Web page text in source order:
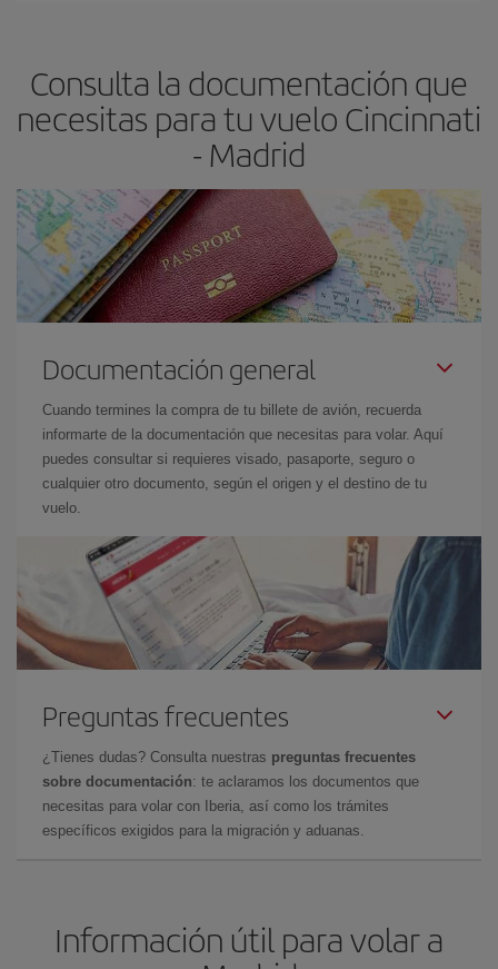
avión más baratos te saldrán. Además, si buscas los vuelos con
las fechas y los horarios del viaje un poco abiertos, podráselegir
el precio más barato.
Consulta la documentación que
necesitas para tu vuelo Cincinnati
- Madrid
Documentación general
Cuando termines la compra de tu billete de avión, recuerda
informarte de la documentación que necesitas para volar. Aquí
puedes consultar si requieres visado, pasaporte, seguro o
cualquier otro documento, según el origen y el destino de tu
vuelo.
Preguntas frecuentes
¿Tienes dudas? Consulta nuestras preguntas frecuentes
sobre documentación: te aclaramos los documentos que
necesitas para volar con Iberia, así como los trámites
específicos exigidos para la migración y aduanas.
Información útil para volar a